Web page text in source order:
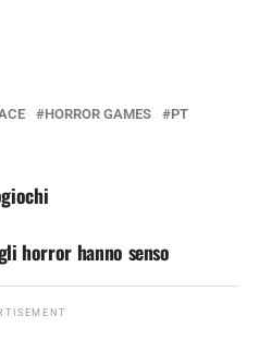
HORROR GAMES
PT
horror hanno senso